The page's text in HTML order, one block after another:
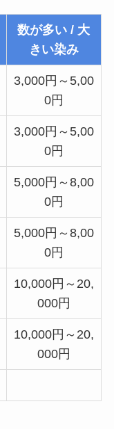
数が多い / 大
きい染み
3,000円～5,00
0円
3,000円～5,00
0円
5,000円～8,00
0円
5,000円～8,00
0円
10,000円～20,
000円
10,000円～20,
000円